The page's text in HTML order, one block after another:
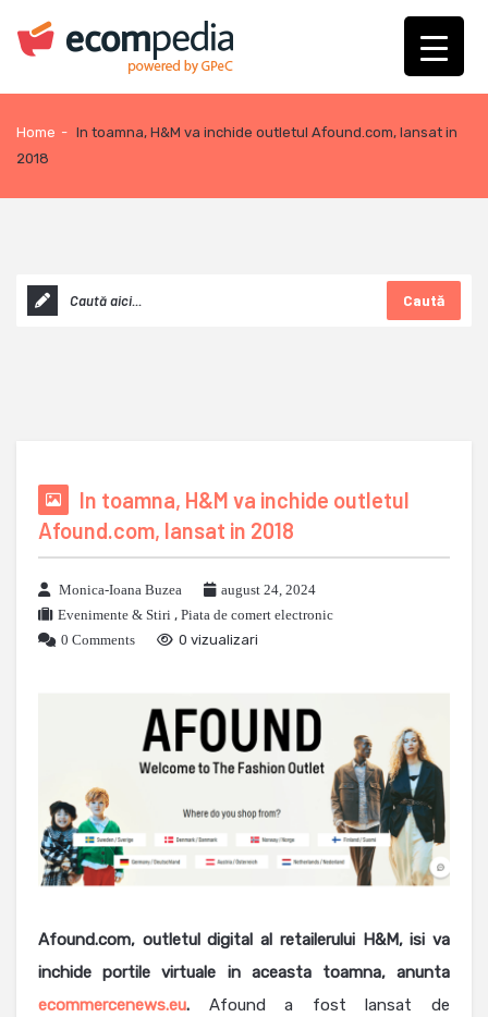
Home - In toamna, H&M va inchide outletul Afound.com, lansat in
2018
Caută
In toamna, H&M va inchide outletul
Afound.com, lansat in 2018
Monica-Ioana Buzea
august 24, 2024
Evenimente & Stiri , Piata de comert electronic
0 Comments
0 vizualizari
Afound.com, outletul digital al retailerului H&M, isi va
inchide portile virtuale in aceasta toamna, anunta
ecommercenews.eu. Afound a fost lansat de